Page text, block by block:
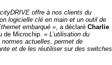
offre à nos clients du
logicielle clé en main et un outil de
embarqué », a déclaré Charlie
de Microchip. « L’utilisation du
actuelles, permet de
et de les réutiliser sur des switches